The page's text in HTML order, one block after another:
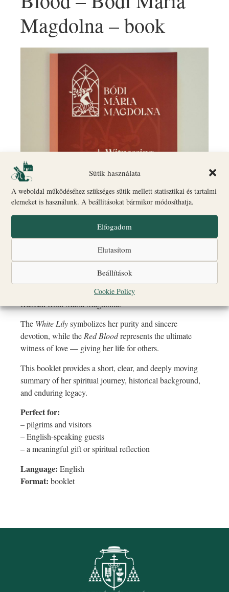
Sütik használata
A weboldal működéséhez szükséges sütik mellett statisztikai és tartalmi
elemeket is használunk. A beállításokat bármikor módosíthatja.
Elfogadom
Elutasítom
Beállítások
Cookie Policy
Magdolna – book
Ár:1800 Ft
language booklet introducing the life and testimony of
Blessed Bódi Mária Magdolna.
The White Lilysymbolizes her purity and sincere
devotion, while theRed Bloodrepresents the ultimate
witness of love — giving her life for others.
This booklet provides a short, clear, and deeply moving
summary of her spiritual journey, historical background,
and enduring legacy.
Perfect for:
– pilgrims and visitors
– English-speaking guests
– a meaningful gift or spiritual reflection
Language: English
Format: booklet